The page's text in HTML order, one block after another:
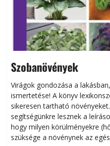
Szobanövények
Virágok gondozása a
ismertetése! A könyv
sikeresen tart­ha­tó
segítségünkre lesznek a
hogy milyen körülményekre
szüksége a növénynek az